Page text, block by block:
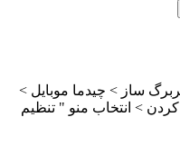
ساز > چیدما موبایل >
> انتخاب منو " تنظیم